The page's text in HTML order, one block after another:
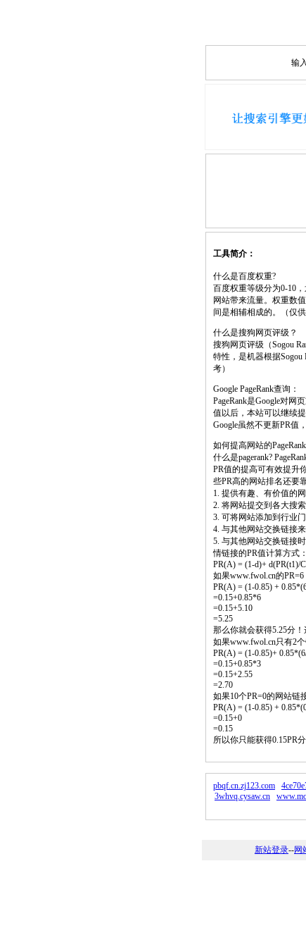
输
工具简介：
什么是百度权重?
百度权重等级分为0-10
网站带来流量。权重数
间是相辅相成的。（仅供
什么是搜狗网页评级？
搜狗网页评级（Sogou
特性，是机器根据
考）
Google PageRank查询：
PageRank是Google对网
值以后，本站可以继续
Google虽然不更新PR值
如何提高网站的
什么是pagerank?
PR值的提高可有效提升
些PR高的网站排名还要
1. 提供有趣、有价值的
2. 将网站提交到各大搜
3. 可将网站添加到行业
4. 与其他网站交换链接
5. 与其他网站交换链接
情链接的PR值计算方式：
PR(A) = (1-d)+ d(PR(t1)/
如果www.fwol.cn的
PR(A) = (1-0.85) +
=0.15+0.85*6
=0.15+5.10
=5.25
那么你就会获得5.25分
如果www.fwol.cn只有2
PR(A) = (1-0.85)+
=0.15+0.85*3
=0.15+2.55
=2.70
如果10个PR=0的网站链
PR(A) = (1-0.85) +
=0.15+0
=0.15
所以你只能获得0.15PR
pbqf.cn.zj123.com
3whvq.cysaw.cn
新站登录--网